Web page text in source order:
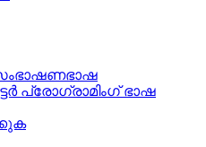
പ്രോഗ്രാമിംഗ്‌ ഭാഷ